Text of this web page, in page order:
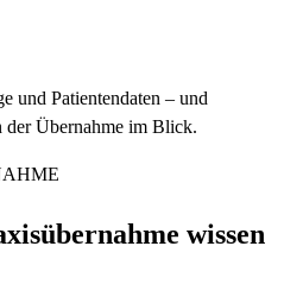
und Patientendaten – und
der Übernahme im Blick.
wissen